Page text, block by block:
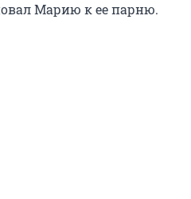
Марию к ее парню.